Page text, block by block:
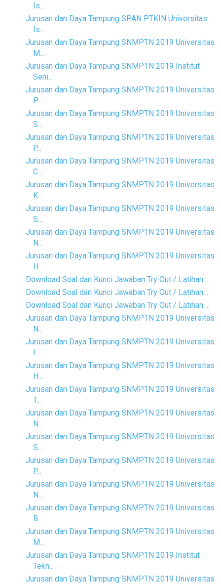
Is...
Jurusan dan Daya Tampung SPAN PTKIN Universitas
Is...
Jurusan dan Daya Tampung SNMPTN 2019 Universitas
M...
Jurusan dan Daya Tampung SNMPTN 2019 Institut
Seni...
Jurusan dan Daya Tampung SNMPTN 2019 Universitas
P...
Jurusan dan Daya Tampung SNMPTN 2019 Universitas
S...
Jurusan dan Daya Tampung SNMPTN 2019 Universitas
P...
Jurusan dan Daya Tampung SNMPTN 2019 Universitas
C...
Jurusan dan Daya Tampung SNMPTN 2019 Universitas
K...
Jurusan dan Daya Tampung SNMPTN 2019 Universitas
S...
Jurusan dan Daya Tampung SNMPTN 2019 Universitas
N...
Jurusan dan Daya Tampung SNMPTN 2019 Universitas
H...
Download Soal dan Kunci Jawaban Try Out / Latihan ...
Download Soal dan Kunci Jawaban Try Out / Latihan ...
Download Soal dan Kunci Jawaban Try Out / Latihan ...
Jurusan dan Daya Tampung SNMPTN 2019 Universitas
N...
Jurusan dan Daya Tampung SNMPTN 2019 Universitas
I...
Jurusan dan Daya Tampung SNMPTN 2019 Universitas
H...
Jurusan dan Daya Tampung SNMPTN 2019 Universitas
T...
Jurusan dan Daya Tampung SNMPTN 2019 Universitas
N...
Jurusan dan Daya Tampung SNMPTN 2019 Universitas
S...
Jurusan dan Daya Tampung SNMPTN 2019 Universitas
P...
Jurusan dan Daya Tampung SNMPTN 2019 Universitas
N...
Jurusan dan Daya Tampung SNMPTN 2019 Universitas
B...
Jurusan dan Daya Tampung SNMPTN 2019 Universitas
M...
Jurusan dan Daya Tampung SNMPTN 2019 Institut
Tekn...
Jurusan dan Daya Tampung SNMPTN 2019 Universitas